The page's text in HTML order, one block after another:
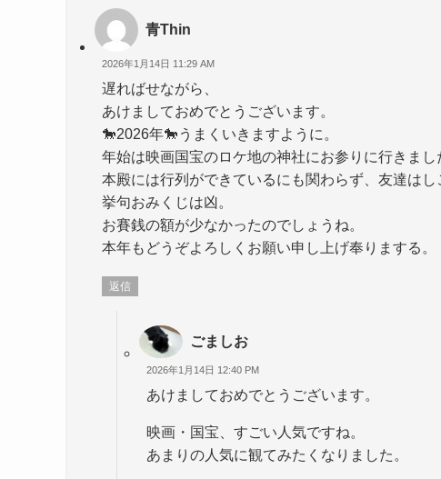
青Thin
2026年1月14日 11:29 AM
遅ればせながら、
あけましておめでとうございます。
🐎2026年🐎うまくいきますように。
年始は映画国宝のロケ地の神社にお参りに行きまし
本殿には行列ができているにも関わらず、友達はし
挙句おみくじは凶。
お賽銭の額が少なかったのでしょうね。
本年もどうぞよろしくお願い申し上げ奉りまする。
返信
ごましお
2026年1月14日 12:40 PM
あけましておめでとうございます。
映画・国宝、すごい人気ですね。
あまりの人気に観てみたくなりました。